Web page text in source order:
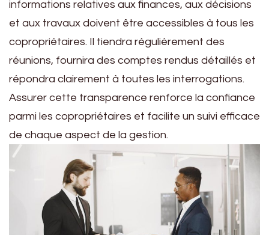
informations relatives aux finances, aux décisions
et aux travaux doivent être accessibles à tous les
copropriétaires. Il tiendra régulièrement des
réunions, fournira des comptes rendus détaillés et
répondra clairement à toutes les interrogations.
Assurer cette transparence renforce la confiance
parmi les copropriétaires et facilite un suivi efficace
de chaque aspect de la gestion.